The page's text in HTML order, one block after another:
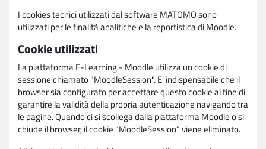
I cookies tecnici utilizzati dal software MATOMO sono
utilizzati per le finalità analitiche e la reportistica di Moodle.
Cookie utilizzati
La piattaforma E-Learning - Moodle utilizza un cookie di
sessione chiamato "MoodleSession". E' indispensabile che il
browser sia configurato per accettare questo cookie al fine di
garantire la validità della propria autenticazione navigando tra
le pagine. Quando ci si scollega dalla piattaforma Moodle o si
chiude il browser, il cookie "MoodleSession" viene eliminato.